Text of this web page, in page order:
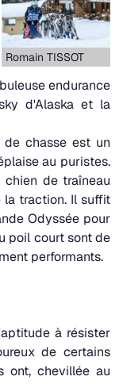
Romain TISSOT
endurance
d'Alaska et la
chasse est un
au puristes.
de traîneau
traction. Il suffit
Odyssée pour
poil court sont de
performants.
à résister
de certains
ont, chevillée au